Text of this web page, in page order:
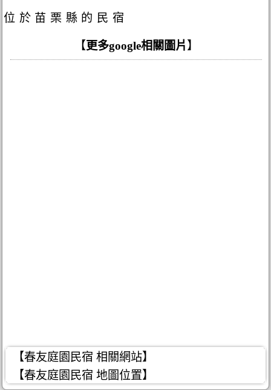
位於苗栗縣的民宿
【更多google相關圖片】
【春友庭園民宿 相關網站】
【春友庭園民宿 地圖位置】